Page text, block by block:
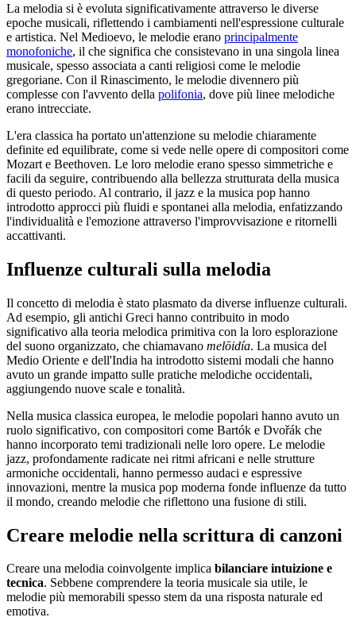
La melodia si è evoluta significativamente attraverso le diverse
epoche musicali, riflettendo i cambiamenti nell'espressione culturale
e artistica. Nel Medioevo, le melodie erano principalmente
monofoniche, il che significa che consistevano in una singola linea
musicale, spesso associata a canti religiosi come le melodie
gregoriane. Con il Rinascimento, le melodie divennero più
complesse con l'avvento della polifonia, dove più linee melodiche
erano intrecciate.
L'era classica ha portato un'attenzione su melodie chiaramente
definite ed equilibrate, come si vede nelle opere di compositori come
Mozart e Beethoven. Le loro melodie erano spesso simmetriche e
facili da seguire, contribuendo alla bellezza strutturata della musica
di questo periodo. Al contrario, il jazz e la musica pop hanno
introdotto approcci più fluidi e spontanei alla melodia, enfatizzando
l'individualità e l'emozione attraverso l'improvvisazione e ritornelli
accattivanti.
Influenze culturali sulla melodia
Il concetto di melodia è stato plasmato da diverse influenze culturali.
Ad esempio, gli antichi Greci hanno contribuito in modo
significativo alla teoria melodica primitiva con la loro esplorazione
del suono organizzato, che chiamavano melōidía. La musica del
Medio Oriente e dell'India ha introdotto sistemi modali che hanno
avuto un grande impatto sulle pratiche melodiche occidentali,
aggiungendo nuove scale e tonalità.
Nella musica classica europea, le melodie popolari hanno avuto un
ruolo significativo, con compositori come Bartók e Dvořák che
hanno incorporato temi tradizionali nelle loro opere. Le melodie
jazz, profondamente radicate nei ritmi africani e nelle strutture
armoniche occidentali, hanno permesso audaci e espressive
innovazioni, mentre la musica pop moderna fonde influenze da tutto
il mondo, creando melodie che riflettono una fusione di stili.
Creare melodie nella scrittura di canzoni
Creare una melodia coinvolgente implica bilanciare intuizione e
tecnica. Sebbene comprendere la teoria musicale sia utile, le
melodie più memorabili spesso stem da una risposta naturale ed
emotiva.